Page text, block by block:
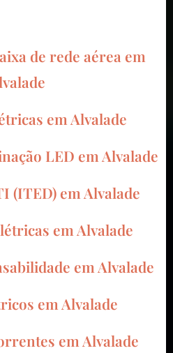
de rede aérea em
em Alvalade
LED em Alvalade
(ITED) em Alvalade
em Alvalade
em Alvalade
em Alvalade
em Alvalade